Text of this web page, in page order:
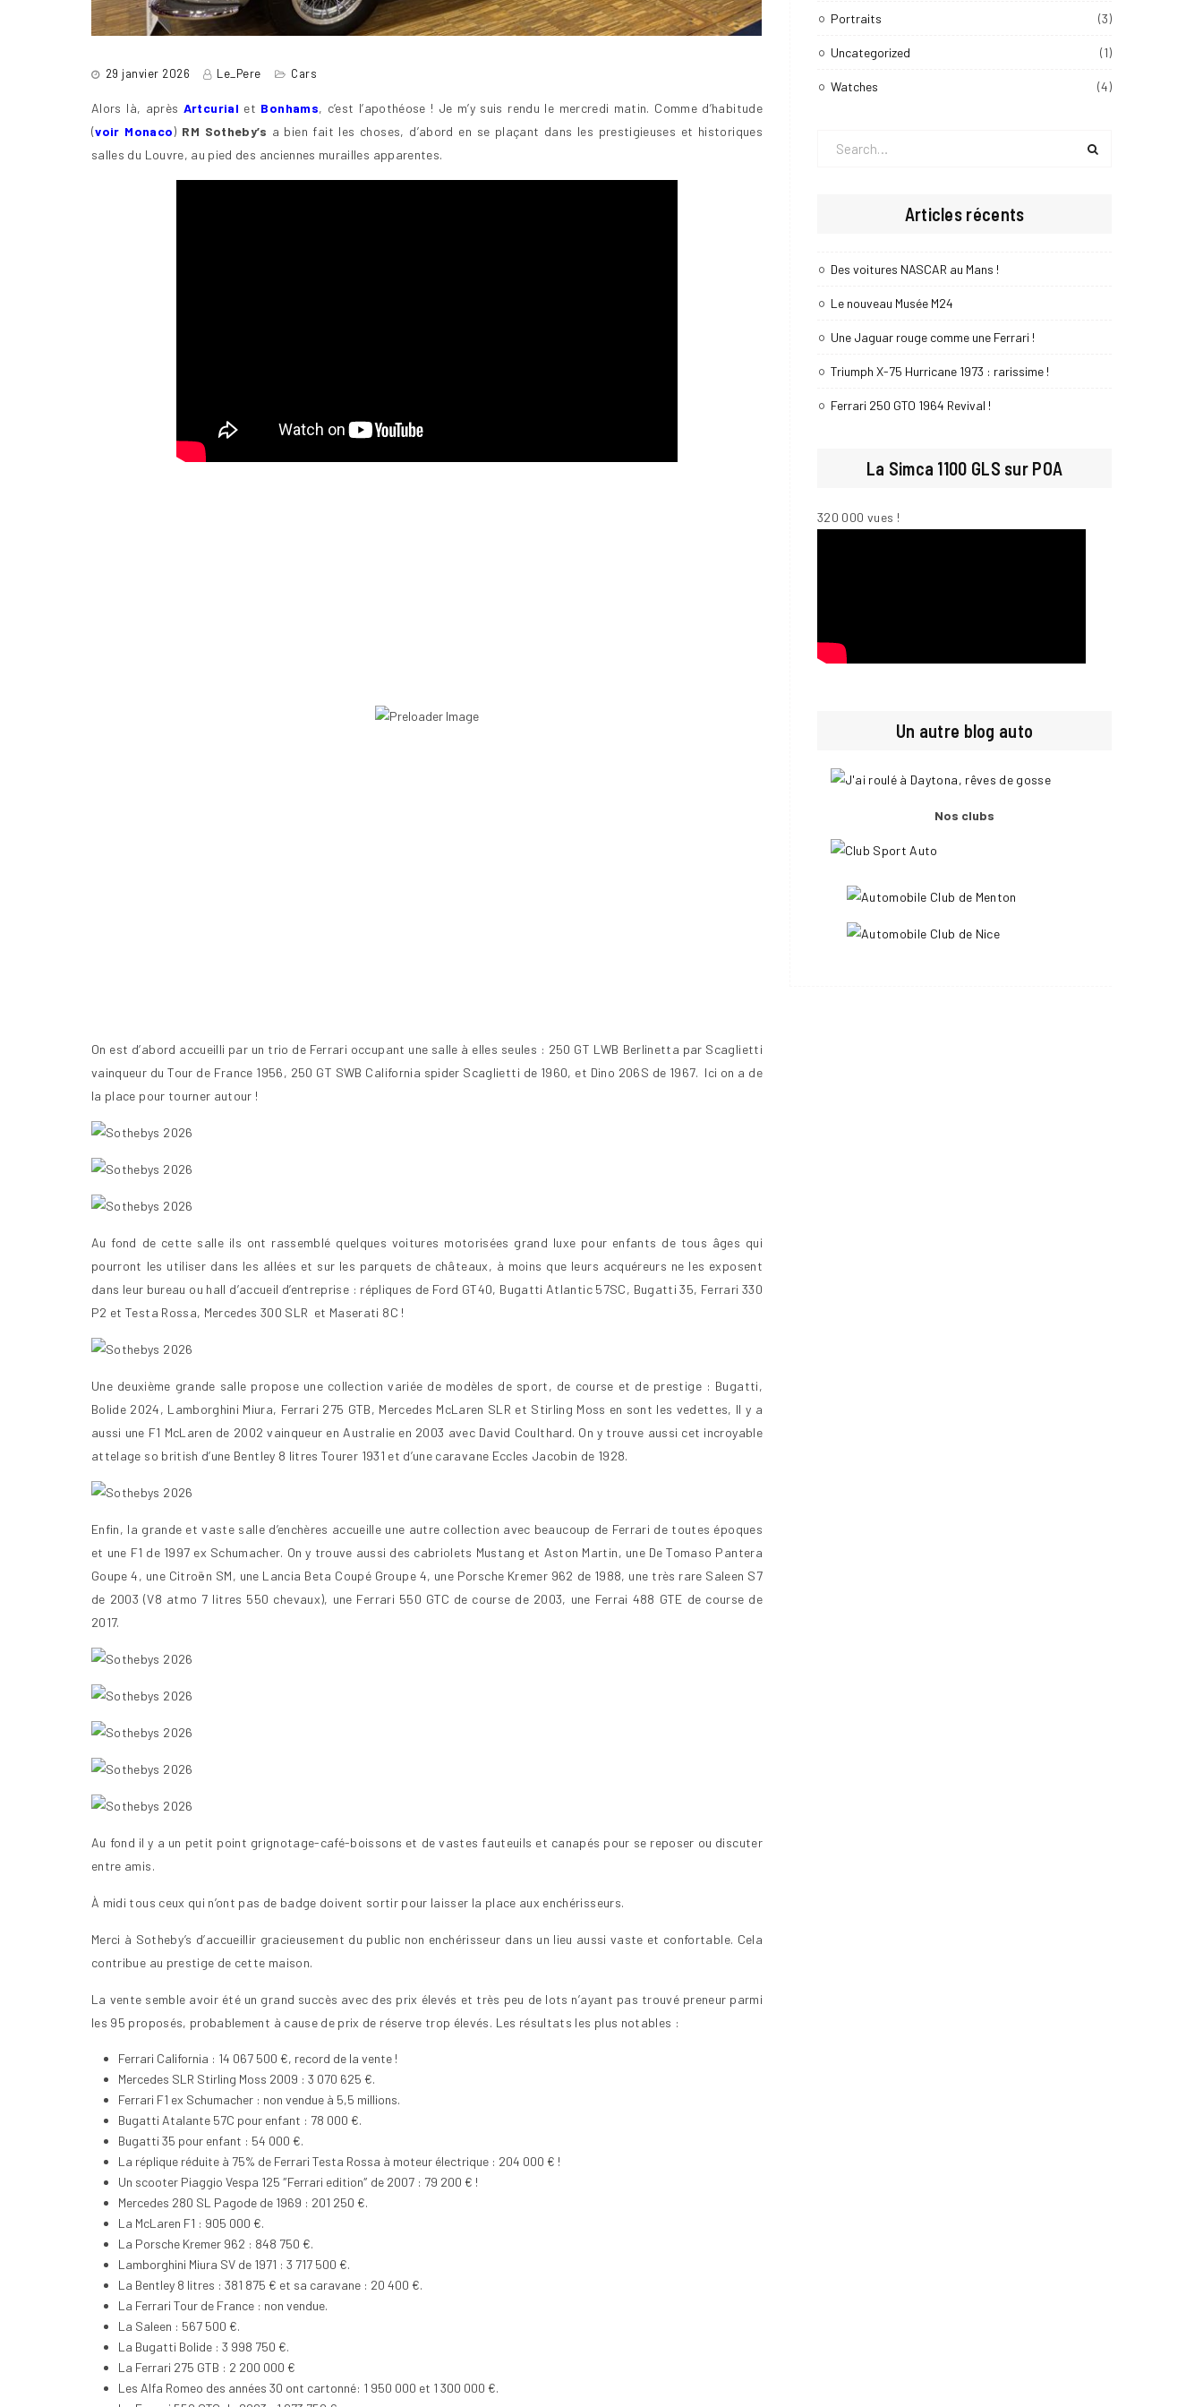
29 janvier 2026 Le_Pere Cars
Alors là, après Artcurial et Bonhams, c’est l’apothéose ! Je m’y suis rendu le mercredi matin. Comme d’habitude
(voir Monaco) RM Sotheby’s a bien fait les choses, d’abord en se plaçant dans les prestigieuses et historiques
salles du Louvre, au pied des anciennes murailles apparentes.
On est d’abord accueilli par un trio de Ferrari occupant une salle à elles seules : 250 GT LWB Berlinetta par Scaglietti
vainqueur du Tour de France 1956, 250 GT SWB California spider Scaglietti de 1960, et Dino 206S de 1967. Ici on a de
la place pour tourner autour !
Au fond de cette salle ils ont rassemblé quelques voitures motorisées grand luxe pour enfants de tous âges qui
pourront les utiliser dans les allées et sur les parquets de châteaux, à moins que leurs acquéreurs ne les exposent
dans leur bureau ou hall d’accueil d’entreprise : répliques de Ford GT40, Bugatti Atlantic 57SC, Bugatti 35, Ferrari 330
P2 et Testa Rossa, Mercedes 300 SLR et Maserati 8C !
Une deuxième grande salle propose une collection variée de modèles de sport, de course et de prestige : Bugatti,
Bolide 2024, Lamborghini Miura, Ferrari 275 GTB, Mercedes McLaren SLR et Stirling Moss en sont les vedettes, Il y a
aussi une F1 McLaren de 2002 vainqueur en Australie en 2003 avec David Coulthard. On y trouve aussi cet incroyable
attelage so british d’une Bentley 8 litres Tourer 1931 et d’une caravane Eccles Jacobin de 1928.
Enfin, la grande et vaste salle d’enchères accueille une autre collection avec beaucoup de Ferrari de toutes époques
et une F1 de 1997 ex Schumacher. On y trouve aussi des cabriolets Mustang et Aston Martin, une De Tomaso Pantera
Goupe 4, une Citroën SM, une Lancia Beta Coupé Groupe 4, une Porsche Kremer 962 de 1988, une très rare Saleen S7
de 2003 (V8 atmo 7 litres 550 chevaux), une Ferrari 550 GTC de course de 2003, une Ferrai 488 GTE de course de
2017.
Au fond il y a un petit point grignotage-café-boissons et de vastes fauteuils et canapés pour se reposer ou discuter
entre amis.
À midi tous ceux qui n’ont pas de badge doivent sortir pour laisser la place aux enchérisseurs.
Merci à Sotheby’s d’accueillir gracieusement du public non enchérisseur dans un lieu aussi vaste et confortable. Cela
contribue au prestige de cette maison.
La vente semble avoir été un grand succès avec des prix élevés et très peu de lots n’ayant pas trouvé preneur parmi
les 95 proposés, probablement à cause de prix de réserve trop élevés. Les résultats les plus notables :
Ferrari California : 14 067 500 €, record de la vente !
Mercedes SLR Stirling Moss 2009 : 3 070 625 €.
Ferrari F1 ex Schumacher : non vendue à 5,5 millions.
Bugatti Atalante 57C pour enfant : 78 000 €.
Bugatti 35 pour enfant : 54 000 €.
La réplique réduite à 75% de Ferrari Testa Rossa à moteur électrique : 204 000 € !
Un scooter Piaggio Vespa 125 ″Ferrari edition″ de 2007 : 79 200 € !
Mercedes 280 SL Pagode de 1969 : 201 250 €.
La McLaren F1 : 905 000 €.
La Porsche Kremer 962 : 848 750 €.
Lamborghini Miura SV de 1971 : 3 717 500 €.
La Bentley 8 litres : 381 875 € et sa caravane : 20 400 €.
La Ferrari Tour de France : non vendue.
La Saleen : 567 500 €.
La Bugatti Bolide : 3 998 750 €.
La Ferrari 275 GTB : 2 200 000 €
Les Alfa Romeo des années 30 ont cartonné: 1 950 000 et 1 300 000 €.
Portraits (3)
Uncategorized (1)
Watches (4)
Articles récents
Des voitures NASCAR au Mans !
Le nouveau Musée M24
Une Jaguar rouge comme une Ferrari !
Triumph X-75 Hurricane 1973 : rarissime !
Ferrari 250 GTO 1964 Revival !
La Simca 1100 GLS sur POA
320 000 vues !
Un autre blog auto
Nos clubs